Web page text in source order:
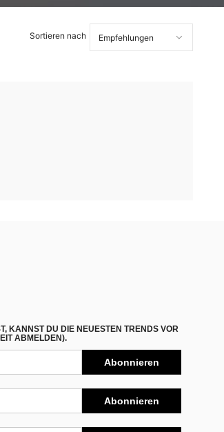
Sortieren nach
KANNST DU DIE NEUESTEN TRENDS VOR
ABMELDEN).
Abonnieren
Abonnieren